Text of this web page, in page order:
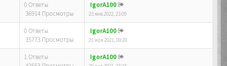
0 Ответы
36914 Просмотры
IgorA100
23 янв 2022, 23:09
0 Ответы
35773 Просмотры
IgorA100
21 ноя 2021, 00:20
1 Ответы
IgorA100